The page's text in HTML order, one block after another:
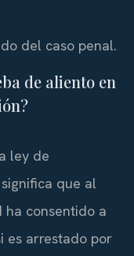
del caso penal.
de aliento en
ley de
que al
ha consentido a
es arrestado por